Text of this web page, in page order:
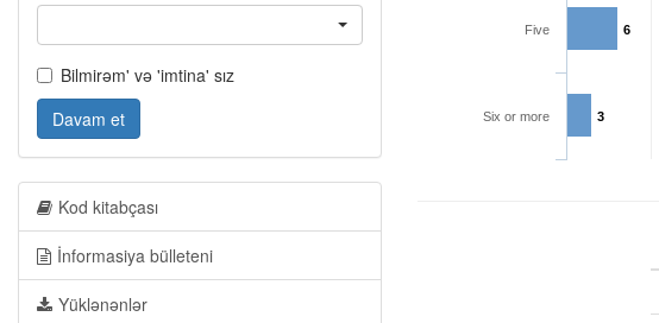
6
3
Five
Six or more
Bilmirəm' və 'imtina' sız
Davam et
Kod kitabçası
İnformasiya bülleteni
Yüklənənlər